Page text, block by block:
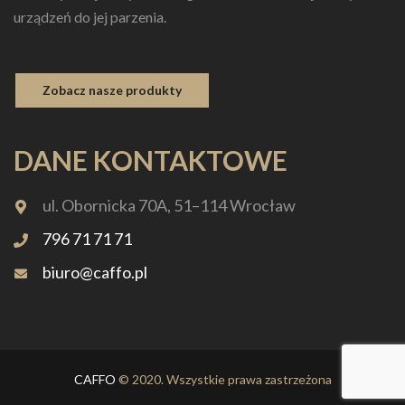
urządzeń do jej parzenia.
Zobacz nasze produkty
DANE KONTAKTOWE
ul. Obornicka 70A, 51–114 Wrocław
796 71 71 71
biuro@caffo.pl
CAFFO © 2020. Wszystkie prawa zastrzeżona